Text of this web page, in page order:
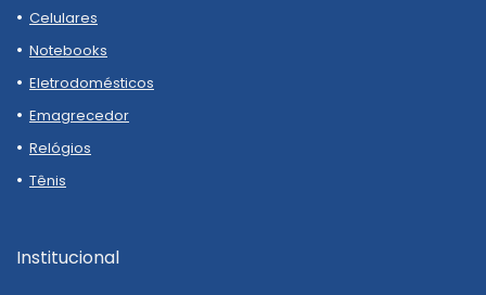
Celulares
Notebooks
Eletrodomésticos
Emagrecedor
Relógios
Tênis
Institucional